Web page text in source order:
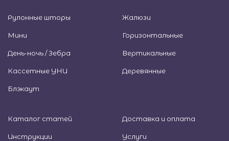
Рулонные шторы
Мини
День-ночь / Зебра
Кассетные УНИ
Блэкаут
Жалюзи
Горизонтальные
Вертикальные
Деревянные
Каталог статей Доставка и оплата
Инструкции Услуги